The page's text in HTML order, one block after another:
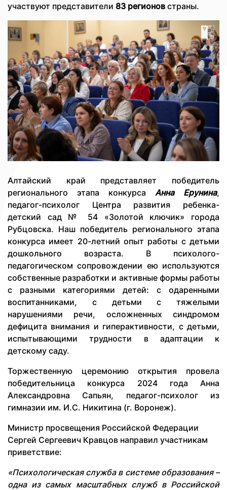
участвуют представители 83 регионов страны.
Алтайский край представляет победитель
регионального этапа конкурса Анна Ерунина,
педагог-психолог Центра развития ребенка-
детский сад № 54 «Золотой ключик» города
Рубцовска. Наш победитель регионального этапа
конкурса имеет 20-летний опыт работы с детьми
дошкольного возраста. В психолого-
педагогическом сопровождении ею используются
собственные разработки и активные формы работы
с разными категориями детей: с одаренными
воспитанниками, с детьми с тяжелыми
нарушениями речи, осложненных синдромом
дефицита внимания и гиперактивности, с детьми,
испытывающими трудности в адаптации к
детскому саду.
Торжественную церемонию открытия провела
победительница конкурса 2024 года Анна
Александровна Сапьян, педагог-психолог из
гимназии им. И.С. Никитина (г. Воронеж).
Министр просвещения Российской Федерации
Сергей Сергеевич Кравцов направил участникам
приветствие:
«Психологическая служба в системе образования –
одна из самых масштабных служб в Российской